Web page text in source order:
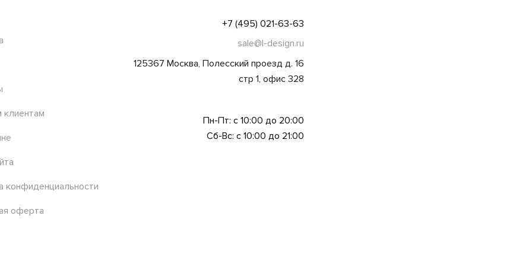
конфиденциальности
оферта
+7 (495) 021-63-63
sale@l-design.ru
125367 Москва, Полесский проезд д. 16
стр 1, офис 328
Пн-Пт: с 10:00 до 20:00
Сб-Вс: с 10:00 до 21:00